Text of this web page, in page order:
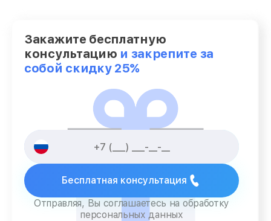
Закажите бесплатную
консультацию и закрепите за
собой скидку 25%
Бесплатная консультация
Отправляя, Вы соглашаетесь на обработку
персональных данных